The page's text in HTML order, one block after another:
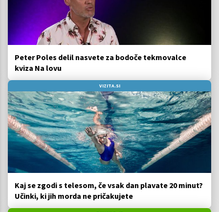
Peter Poles delil nasvete za bodoče tekmovalce
kviza Na lovu
VIZITA.SI
Kaj se zgodi s telesom, če vsak dan plavate 20 minut?
Učinki, ki jih morda ne pričakujete